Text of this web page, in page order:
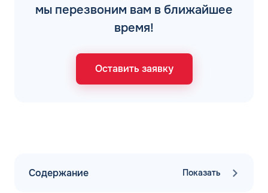
мы перезвоним вам в ближайшее
время!
Оставить заявку
Содержание Показать